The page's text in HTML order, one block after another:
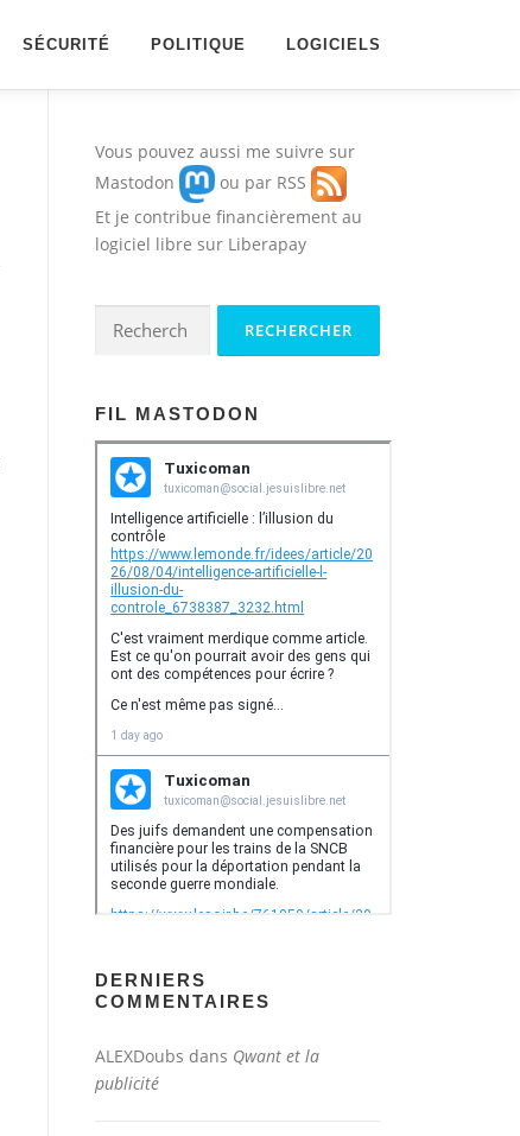
SÉCURITÉ POLITIQUE LOGICIELS
Vous pouvez aussi me suivre sur
Mastodon
ou par RSS
Et je contribue financièrement au
logiciel libre sur Liberapay
Rechercher :
FIL MASTODON
DERNIERS
COMMENTAIRES
ALEXDoubs dans Qwant et la
publicité